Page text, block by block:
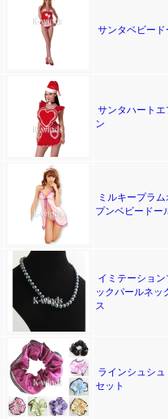
サンタベビード
サンタハートエ
ン
ミルキープラ
プンベビードー
イミテーション
ックパールネッ
ス
ラインシュシ
セット